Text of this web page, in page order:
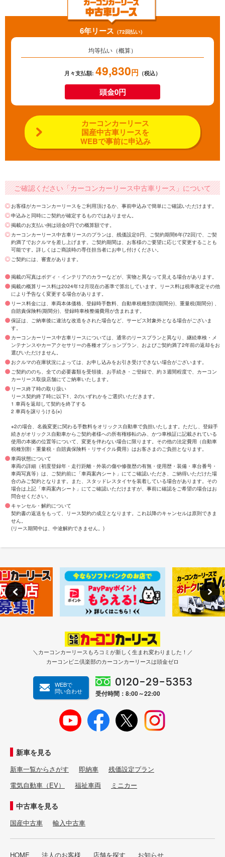
6年リース （72回払い）
均等払い（概算）
月々支払額: 49,830円 （税込）
頭金0円
カーコンカーリース
国産中古車リースを
WEBで事前に申込み
ご確認ください「カーコンカーリース中古車リース」について
お客様がカーコンカーリースをご利用頂けるか、事前申込みで簡単にご確認いただけます。
申込みと同時にご契約が確定するものではありません。
掲載のお支払い例は頭金0円での概算額です。
カーコンカーリース中古車リースのプランは、残価設定0円、ご契約期間6年(72回)で、ご契
約満了でおクルマを差し上げます。ご契約期間は、お客様のご要望に応じて変更することも
可能です。詳しくはご商談時の専任担当者にお申し付けください。
ご契約には、審査があります。
掲載の写真はボディ・インテリアのカラーなどが、実物と異なって見える場合があります。
掲載の概算リース料は2024年12月現在の基準で算出しています。リース料は税率改定その他
により予告なく変更する場合があります。
リース料金には、車両本体価格、登録時手数料、自動車税種別割(期間分)、重量税(期間分) 、
自賠責保険料(期間分)、登録時車検整備費用が含まれます。
保証は、ご納車後に違法な改造をされた場合など、サービス対象外となる場合がございま
す。
カーコンカーリース中古車リースについては、通常のリースプランと異なり、継続車検・メ
ンテナンスやカーアクセサリーの各種オプションプラン、およびご契約満了2年前の返却をお
選びいただけません。
おクルマの在庫状況によっては、お申し込みをお引き受けできない場合がございます。
ご契約ののち、全ての必要書類を受領後、お手続き・ご登録で、約３週間程度で、カーコン
カーリース取扱店舗にてご納車いたします。
リース終了時の取り扱い
リース契約終了時に以下1、2のいずれかをご選択いただきます。
1 車両を返却して契約を終了する
2 車両を譲りうける(※)
※2の場合、名義変更に関わる手数料をオリックス自動車で負担いたします。ただし、登録手
続きがオリックス自動車からご契約者様への所有権移転のみ、かつ車検証に記載されている
使用の本拠の位置等について、変更を伴わない場合に限ります。その他の法定費用（自動車
税種別割・重量税・自賠責保険料・リサイクル費用）はお客さまのご負担となります。
車両状態について
車両の詳細（初度登録年・走行距離・外装の傷や修復歴の有無・使用歴・装備・車台番号・
車両写真等）は、ご契約前に「車両案内シート」にてご確認いただき、ご納得いただけた場
合のみご契約となります。また、スタッドレスタイヤを装着している場合があります。その
場合は上記「車両案内シート」にてご確認いただけますが、事前に確認をご希望の場合はお
問合せください。
キャンセル・解約について
契約書の返送をもって、リース契約の成立となります。これ以降のキャンセルは原則できま
せん。
(リース期間中は、中途解約できません。)
＼カーコンカーリースもろコミが新しく生まれ変わりました！／
カーコンビニ倶楽部のカーコンカーリースは頭金ゼロ
WEBで
問い合わせ
受付時間：8:00～22:00
新車を見る
新車一覧からさがす 即納車
残価設定プラン
電気自動車（EV）
福祉車両 ミニカー
中古車を見る
国産中古車 輸入中古車
HOME 法人のお客様 店舗を探す お知らせ